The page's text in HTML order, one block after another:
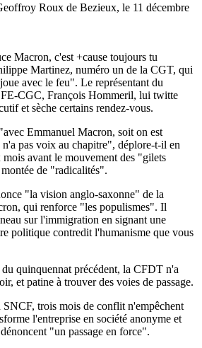
Roux de Bezieux, le 11 décembre
Macron, c'est +cause toujours tu
Martinez, numéro un de la CGT, qui
avec le feu". Le représentant du
CGC, François Hommeril, lui twitte
et sèche certains rendez-vous.
Emmanuel Macron, soit on est
pas voix au chapitre", déplore-t-il en
avant le mouvement des "gilets
de "radicalités".
"la vision anglo-saxonne" de la
qui renforce "les populismes". Il
sur l'immigration en signant une
politique contredit l'humanisme que vous
quinquennat précédent, la CFDT n'a
et patine à trouver des voies de passage.
SNCF, trois mois de conflit n'empêchent
l'entreprise en société anonyme et
"un passage en force".